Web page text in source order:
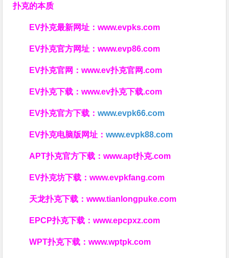
扑克的本质
EV扑克最新网址：www.evpks.com
EV扑克官方网址：www.evp86.com
EV扑克官网：www.ev扑克官网.com
EV扑克下载：www.ev扑克下载.com
EV扑克官方下载：www.evpk66.com
EV扑克电脑版网址：www.evpk88.com
APT扑克官方下载：www.apt扑克.com
EV扑克坊下载：www.evpkfang.com
天龙扑克下载：www.tianlongpuke.com
EPCP扑克下载：www.epcpxz.com
WPT扑克下载：www.wptpk.com